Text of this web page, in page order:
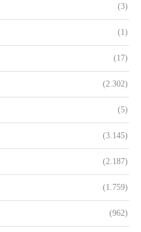
(3)
(1)
(17)
(2.302)
(5)
(3.145)
(2.187)
(1.759)
(962)